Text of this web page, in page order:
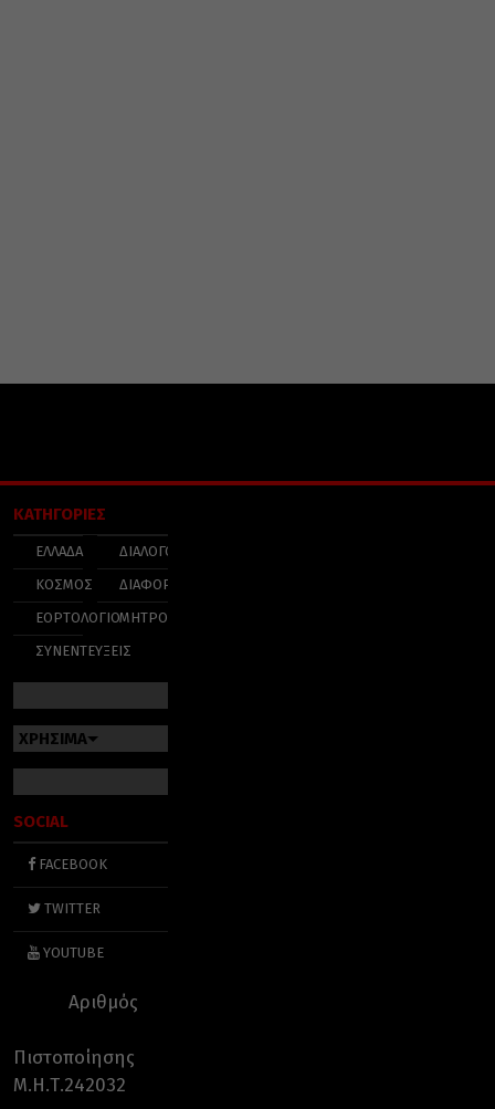
ΚΑΤΗΓΟΡΙΕΣ
ΕΛΛΑΔΑ
ΚΟΣΜΟΣ
ΕΟΡΤΟΛΟΓΙΟ
ΣΥΝΕΝΤΕΥΞΕΙΣ
ΔΙΑΛΟΓΟΣ
ΔΙΑΦΟΡΑ
ΜΗΤΡΟΠΟΛΕΙΣ
ΧΡΗΣΙΜΑ
SOCIAL
FACEBOOK
TWITTER
YOUTUBE
Αριθμός
Πιστοποίησης
Μ.Η.Τ.242032